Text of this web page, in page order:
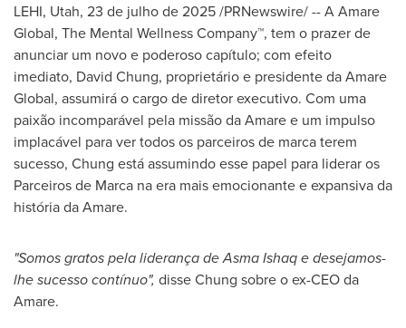
LEHI, Utah, 23 de julho de 2025/PRNewswire/ -- A Amare
Global, The Mental Wellness Company™, tem o prazer de
anunciar um novo e poderoso capítulo; com efeito
imediato, David Chung, proprietário e presidente da Amare
Global, assumirá o cargo de diretor executivo. Com uma
paixão incomparável pela missão da Amare e um impulso
implacável para ver todos os parceiros de marca terem
sucesso, Chung está assumindo esse papel para liderar os
Parceiros de Marca na era mais emocionante e expansiva da
história da Amare.
"Somos gratos pela liderança deAsma Ishaqe desejamos-
lhe sucesso contínuo", disse Chung sobre o ex-CEO da
Amare.